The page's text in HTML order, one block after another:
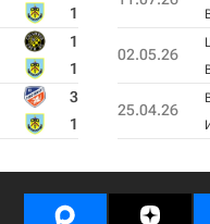
1
1
1
3
1
02.05.26
25.04.26